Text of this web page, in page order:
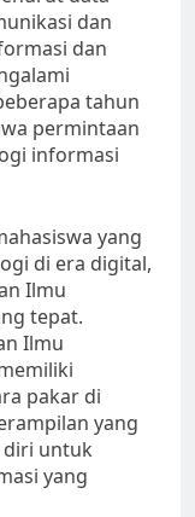
dan
dan
tahun
permintaan
informasi
yang
di era digital,
Ilmu
tepat.
Ilmu
pakar di
yang
untuk
yang